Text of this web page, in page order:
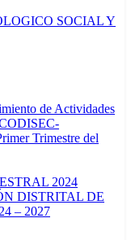
SOCIAL Y
de Actividades
Trimestre del
2024
DISTRITAL DE
– 2027